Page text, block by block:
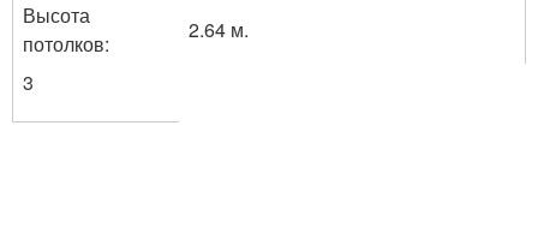
Высота
потолков:
2.64 м.
3